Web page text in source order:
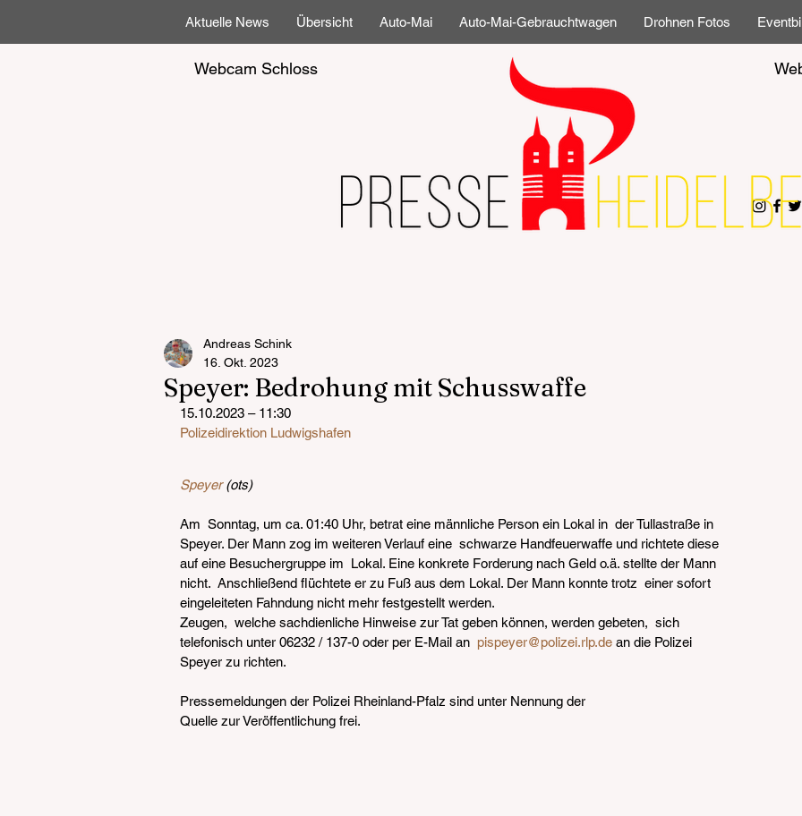
Aktuelle News Übersicht Auto-Mai Auto-Mai-Gebrauchtwagen Drohnen Fotos
Webcam Schloss
Speyer: Bedrohung mit Schusswaffe
Andreas Schink
16. Okt. 2023
15.10.2023 – 11:30
Polizeidirektion Ludwigshafen
Speyer (ots)
Am  Sonntag, um ca. 01:40 Uhr, betrat eine männliche Person ein Lokal in  der Tullastraße in
Speyer. Der Mann zog im weiteren Verlauf eine  schwarze Handfeuerwaffe und richtete diese
auf eine Besuchergruppe im  Lokal. Eine konkrete Forderung nach Geld o.ä. stellte der Mann
nicht.  Anschließend flüchtete er zu Fuß aus dem Lokal. Der Mann konnte trotz  einer sofort
eingeleiteten Fahndung nicht mehr festgestellt werden.
Zeugen,  welche sachdienliche Hinweise zur Tat geben können, werden gebeten,  sich
telefonisch unter 06232 / 137-0 oder per E-Mail an pispeyer@polizei.rlp.de an die Polizei
Speyer zu richten.
Pressemeldungen der Polizei Rheinland-Pfalz sind unter Nennung der
Quelle zur Veröffentlichung frei.